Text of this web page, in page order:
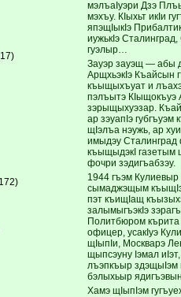
мэлъаIуэри Дзэ
мэхъу. КIыхьт икIи
япэщIыкIэ
иужькIэ
гуэлыр…
Зауэр зауэщ — абы
АрщхьэкIэ Къайсын
къыщыхъуат и
пэлъытэ КIыщокъуэ
зэрыщыхуэзар.
ар зэуапIэ
щIэлъа нэужь, ар
имыдэу
къыщыдэкI газетым
фочри зэдигъабзэу.
1944 гъэм Кулиевыр
сымаджэщым
пэт къищIащ
залымыгъэкIэ
Политбюром кърита
офицер, усакIуэ
щIыпIи, Москварэ
щыпсэуну Iэмал
лъэпкъыр здэщыIэм
бэлыхьыр
Хамэ щIыпIэм